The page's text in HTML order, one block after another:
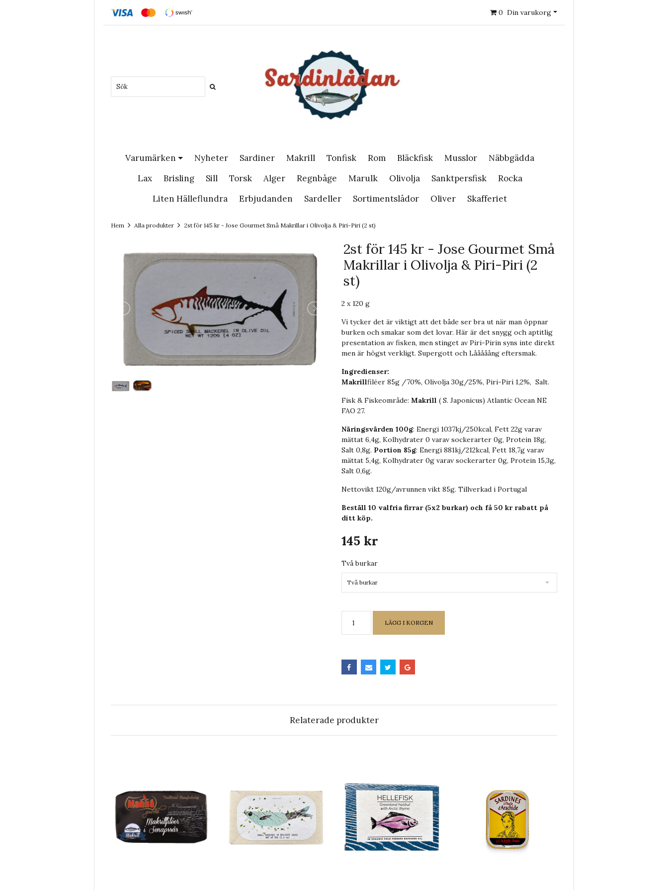
0 Din varukorg
Varumärken Nyheter Sardiner Makrill Tonfisk Rom Bläckfisk Musslor
Näbbgädda
Lax
Brisling Sill Torsk Alger Regnbåge Marulk Olivolja Sanktpersfisk
Rocka
Liten Hälleflundra
Erbjudanden Sardeller Sortimentslådor Oliver Skafferiet
Hem Alla produkter 2st för 145 kr - Jose Gourmet Små Makrillar i Olivolja & Piri-Piri (2 st)
2st för 145 kr - Jose Gourmet Små
Makrillar i Olivolja & Piri-Piri (2
st)
2 x 120 g
Vi tycker det är viktigt att det både ser bra ut när man öppnar
burken och smakar som det lovar. Här är det snygg och aptitlig
presentation av fisken, men stinget av Piri-Pirin syns inte direkt
men är högst verkligt. Supergott och Lååååång eftersmak.
Ingredienser:
Makrillfiléer 85g /70%, Olivolja 30g/25%, Piri-Piri 1,2%, Salt.
Fisk & Fiskeområde: Makrill ( S. Japonicus) Atlantic Ocean NE
FAO 27.
Näringsvärden 100g: Energi 1037kj/250kcal, Fett 22g varav
mättat 6,4g, Kolhydrater 0 varav sockerarter 0g, Protein 18g,
Salt 0,8g. Portion 85g: Energi 881kj/212kcal, Fett 18,7g varav
mättat 5,4g, Kolhydrater 0g varav sockerarter 0g, Protein 15,3g,
Salt 0,6g.
Nettovikt 120g/avrunnen vikt 85g. Tillverkad i Portugal
Beställ 10 valfria firrar (5x2 burkar) och få 50 kr rabatt på
ditt köp.
145 kr
Två burkar
Två burkar
LÄGG I KORGEN
Relaterade produkter